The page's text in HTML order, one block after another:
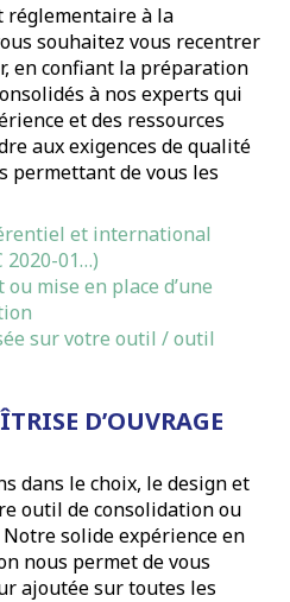
réglementaire à la
souhaitez vous recentrer
en confiant la préparation
à nos experts qui
et des ressources
aux exigences de qualité
permettant de vous les
et international
2020-01…)
ou mise en place d’une
sur votre outil / outil
D’OUVRAGE
dans le choix, le design et
outil de consolidation ou
solide expérience en
nous permet de vous
ajoutée sur toutes les